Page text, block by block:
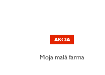
AKCIA
Moja malá farma